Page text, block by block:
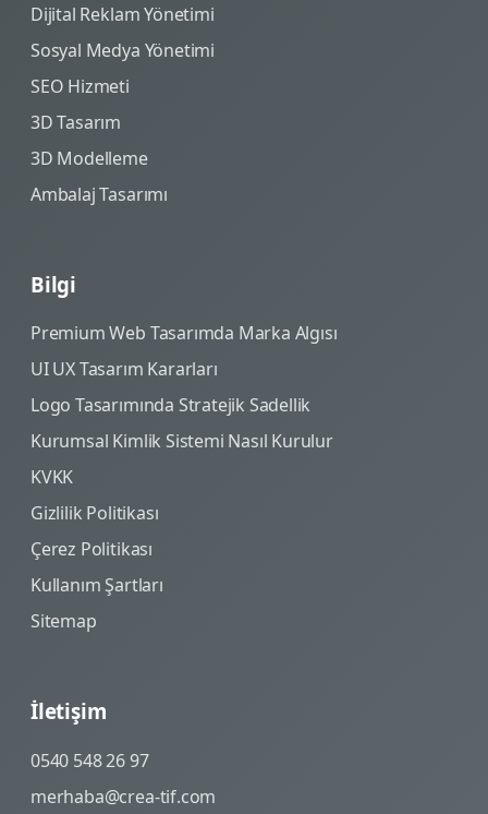
Dijital Reklam Yönetimi
Sosyal Medya Yönetimi
SEO Hizmeti
3D Tasarım
3D Modelleme
Ambalaj Tasarımı
Bilgi
Premium Web Tasarımda Marka Algısı
UI UX Tasarım Kararları
Logo Tasarımında Stratejik Sadellik
Kurumsal Kimlik Sistemi Nasıl Kurulur
KVKK
Gizlilik Politikası
Çerez Politikası
Kullanım Şartları
Sitemap
İletişim
0540 548 26 97
merhaba@crea-tif.com